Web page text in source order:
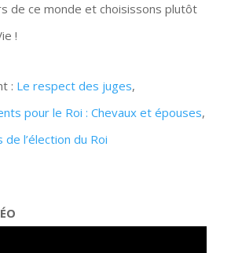
de ce monde et choisissons plutôt
!
: Le respect des juges,
pour le Roi : Chevaux et épouses,
l’élection du Roi